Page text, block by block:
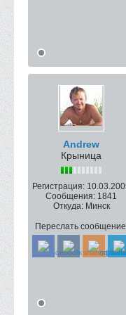
Andrew
Крыница
Регистрация:
Сообщения: 1841
Откуда: Минск
Переслать